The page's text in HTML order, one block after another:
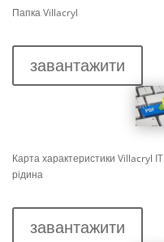
Папка Villacryl
завантажити
Карта характеристики Villacryl IT
рідина
завантажити